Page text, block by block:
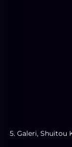
5. Galeri, Shuitou